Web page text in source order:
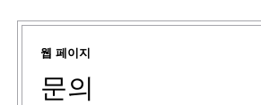
웹 페이지
문의